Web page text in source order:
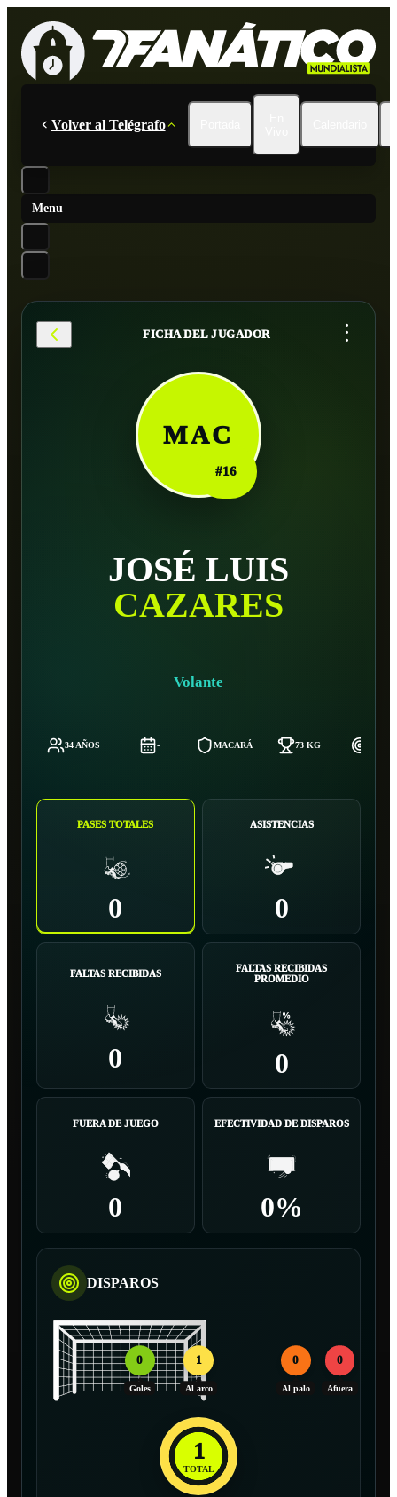
Volver al Telégrafo
Menu
FICHA DEL JUGADOR ...
MAC
#16
JOSÉ LUIS
CAZARES
Volante
34 AÑOS - MACARÁ 73 KG
PASES TOTALES
0
ASISTENCIAS
0
FALTAS RECIBIDAS
0
FALTAS RECIBIDAS
PROMEDIO
0
FUERA DE JUEGO
0
EFECTIVIDAD DE DISPAROS
0%
DISPAROS
0
Goles
1
Al arco
0
Al palo
0
Afuera
1
TOTAL